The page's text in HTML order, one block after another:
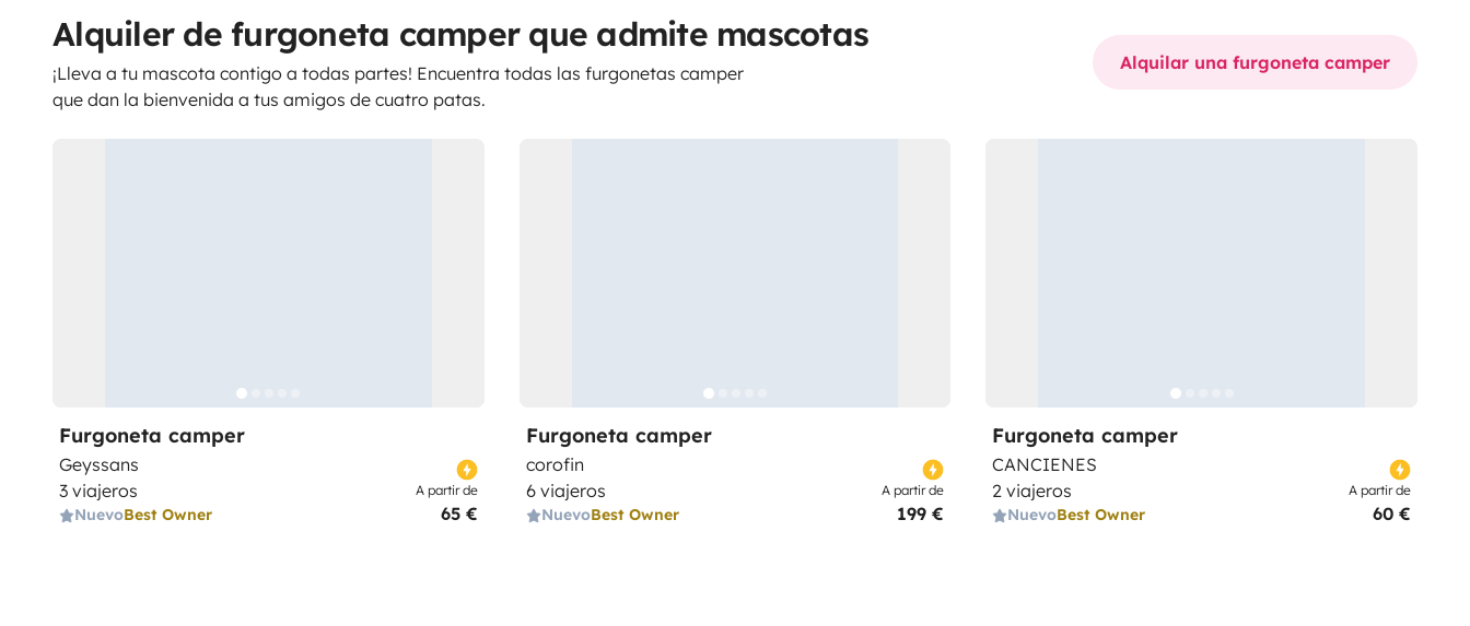
Alquiler de furgoneta camper que admite mascotas
¡Lleva a tu mascota contigo a todas partes! Encuentra todas las furgonetas camper
que dan la bienvenida a tus amigos de cuatro patas.
Alquilar una furgoneta camper
Furgoneta camper
Geyssans
3 viajeros
NuevoBest Owner
A partir de
65 €
Furgoneta camper
corofin
6 viajeros
NuevoBest Owner
A partir de
199 €
Furgoneta camper
CANCIENES
2 viajeros
NuevoBest Owner
A partir de
60 €